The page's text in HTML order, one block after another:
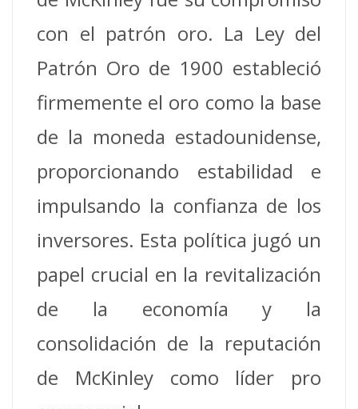
con el patrón oro. La Ley del
Patrón Oro de 1900 estableció
firmemente el oro como la base
de la moneda estadounidense,
proporcionando estabilidad e
impulsando la confianza de los
inversores. Esta política jugó un
papel crucial en la revitalización
de la economía y la
consolidación de la reputación
de McKinley como líder pro